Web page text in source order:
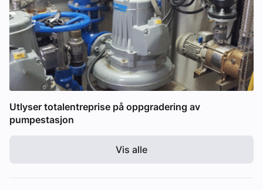
Utlyser totalentreprise på oppgradering av
pumpestasjon
Vis alle